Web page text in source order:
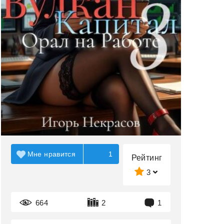
Рейтинг
3
664 2 1
Мне нравится 1